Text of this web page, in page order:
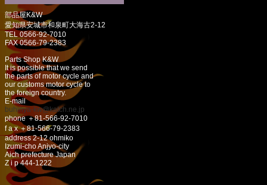
部品屋K&W
愛知県安城市和泉町大海古2-12
TEL 0566-92-7010
FAX 0566-79-2383
Parts Shop K&W
It is possible that we send
the parts of motor cycle and
our customs motor cycle to
the foreign country.
E-mail
buhinya-kw@katch.ne.jp
phone ＋81-566-92-7010
f a x ＋81-566-79-2383
address 2-12 ohmiko
Izumi-cho Anjyo-city
Aich prefecture Japan
Z i p 444-1222